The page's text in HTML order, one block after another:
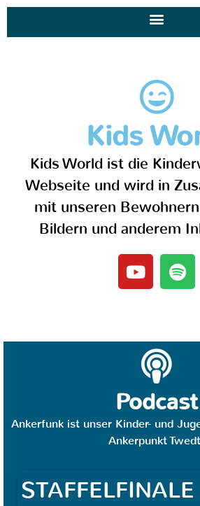
Kids
Kids World ist die
Webseite und wird in
mit unseren
Bildern und anderem
Podcast
Ankerfunk ist unser Kinder- und
Ankerpunkt
STAFFELFINALE